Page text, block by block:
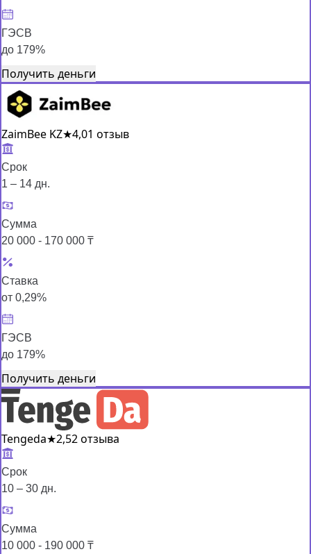
ГЭСВ
до 179%
Получить деньги
ZaimBee KZ★4,01 отзыв
Срок
1 – 14 дн.
Сумма
20 000 - 170 000 ₸
Ставка
от 0,29%
ГЭСВ
до 179%
Получить деньги
Tengeda★2,52 отзыва
Срок
10 – 30 дн.
Сумма
10 000 - 190 000 ₸